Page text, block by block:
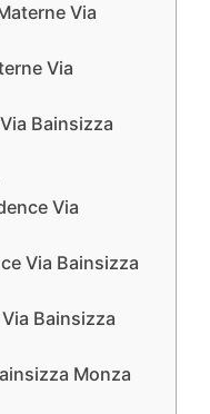
Via
Via
Bainsizza
Via
Via Bainsizza
Bainsizza
Monza